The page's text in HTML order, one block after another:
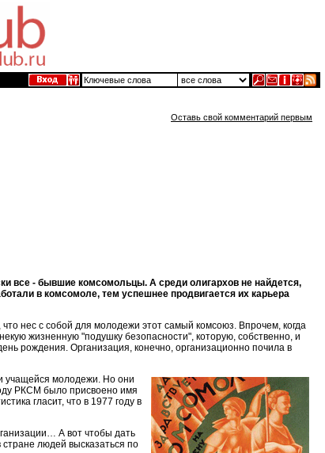
Оставь свой комментарий первым
все - бывшие комсомольцы. А среди олигархов не найдется,
в комсомоле, тем успешнее продвигается их карьера
нес с собой для молодежи этот самый комсоюз. Впрочем, когда
жизненную "подушку безопасности", которую, собственно, и
рождения. Организация, конечно, организационно почила в
и учащейся молодежи. Но они
РКСМ было присвоено имя
гласит, что в 1977 году в
А вот чтобы дать
людей высказаться по